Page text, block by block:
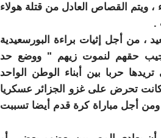
، ويتم القصاص العادل من قتلة هولاء
.
، من أجل إثيات براءة ا لبور سعيدية
حقهم لنموت زيهم " ووضع حد
حربا بين أبناء الوطن الواحد
تحرض على غزو الجزائر عسكريا
أجل مباراة كرة قدم أيضا تسببت